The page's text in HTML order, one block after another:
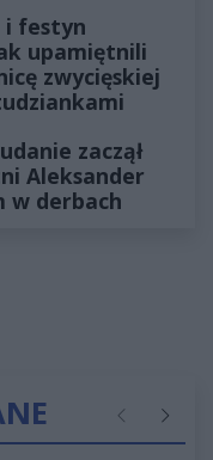
i festyn
upamiętnili
zwycięskiej
zaczął
Aleksander
w derbach
Poprzednie